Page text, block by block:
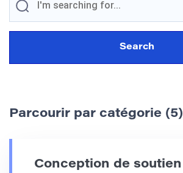
Parcourir par catégorie (5)